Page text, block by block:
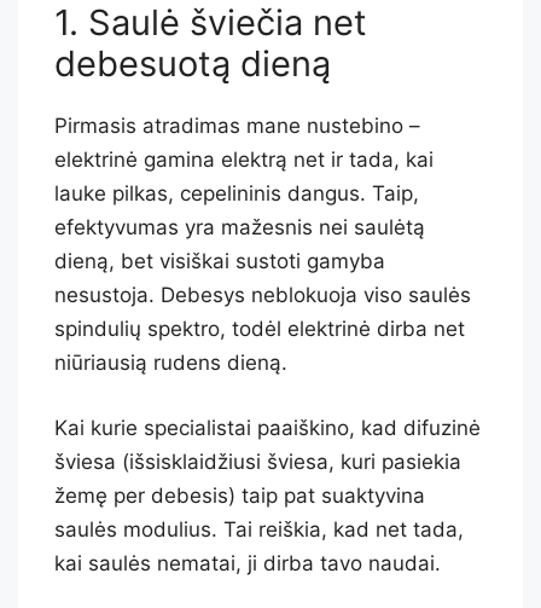
1. Saulė šviečia net
debesuotą dieną
Pirmasis atradimas mane nustebino –
elektrinė gamina elektrą net ir tada, kai
lauke pilkas, cepelininis dangus. Taip,
efektyvumas yra mažesnis nei saulėtą
dieną, bet visiškai sustoti gamyba
nesustoja. Debesys neblokuoja viso saulės
spindulių spektro, todėl elektrinė dirba net
niūriausią rudens dieną.
Kai kurie specialistai paaiškino, kad difuzinė
šviesa (išsisklaidžiusi šviesa, kuri pasiekia
žemę per debesis) taip pat suaktyvina
saulės modulius. Tai reiškia, kad net tada,
kai saulės nematai, ji dirba tavo naudai.